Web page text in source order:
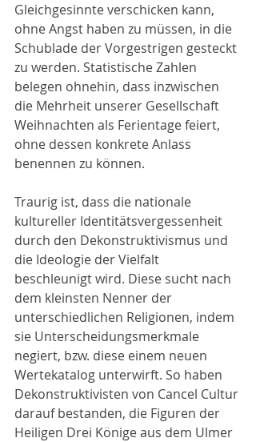
Gleichgesinnte verschicken kann,
ohne Angst haben zu müssen, in die
Schublade der Vorgestrigen gesteckt
zu werden. Statistische Zahlen
belegen ohnehin, dass inzwischen
die Mehrheit unserer Gesellschaft
Weihnachten als Ferientage feiert,
ohne dessen konkrete Anlass
benennen zu können.
Traurig ist, dass die nationale
kultureller Identitätsvergessenheit
durch den Dekonstruktivismus und
die Ideologie der Vielfalt
beschleunigt wird. Diese sucht nach
dem kleinsten Nenner der
unterschiedlichen Religionen, indem
sie Unterscheidungsmerkmale
negiert, bzw. diese einem neuen
Wertekatalog unterwirft. So haben
Dekonstruktivisten von Cancel Cultur
darauf bestanden, die Figuren der
Heiligen Drei Könige aus dem Ulmer